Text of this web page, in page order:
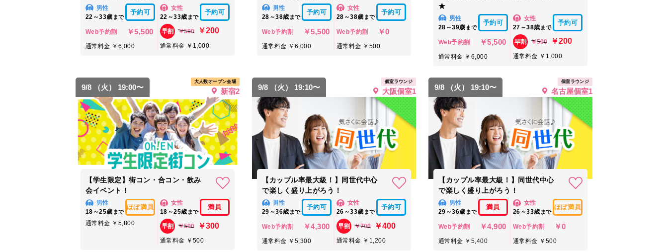
男性
22～33歳 まで
予約可
Web予約割 ￥5,500
通常料金 ￥6,000
女性
22～33歳 まで
予約可
早割 ￥500 ￥200
通常料金 ￥1,000
男性
28～38歳 まで
予約可
Web予約割 ￥5,500
通常料金 ￥6,000
女性
28～38歳 まで
予約可
Web予約割 ￥0
通常料金 ￥500
★
男性
28～39歳 まで
予約可
Web予約割 ￥5,500
通常料金 ￥6,000
女性
27～38歳 まで
予約可
早割 ￥500 ￥200
通常料金 ￥1,000
9/8 （火） 19:00〜
大人数オープン会場
新宿2
【学生限定】街コン・合コン・飲み
会イベント！
男性
18～25歳 まで
ほぼ満員
通常料金 ￥5,800
女性
18～25歳 まで
満員
早割 ￥500 ￥300
通常料金 ￥500
9/8 （火） 19:10〜
個室ラウンジ
大阪個室1
【カップル率最大級！】同世代中心
で楽しく盛り上がろう！
男性
29～36歳 まで
予約可
Web予約割 ￥4,300
通常料金 ￥5,300
女性
26～33歳 まで
予約可
早割 ￥700 ￥400
通常料金 ￥1,200
9/8 （火） 19:10〜
個室ラウンジ
名古屋個室1
【カップル率最大級！】同世代中心
で楽しく盛り上がろう！
男性
29～36歳 まで
満員
Web予約割 ￥4,900
通常料金 ￥5,400
女性
26～33歳 まで
ほぼ満員
Web予約割 ￥0
通常料金 ￥500